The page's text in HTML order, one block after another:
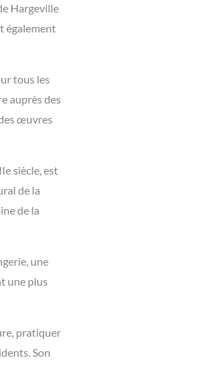
Hargeville
également
tous les
auprès des
œuvres
siècle, est
de la
de la
une
une plus
pratiquer
Son